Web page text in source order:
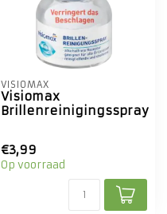
VISIOMAX
Visiomax
Brillenreinigingsspray
€3,99
Op voorraad